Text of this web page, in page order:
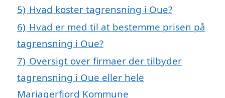
5) Hvad koster tagrensning i Oue?
6) Hvad er med til at bestemme prisen på
tagrensning i Oue?
7) Oversigt over firmaer der tilbyder
tagrensning i Oue eller hele
Mariagerfjord Kommune